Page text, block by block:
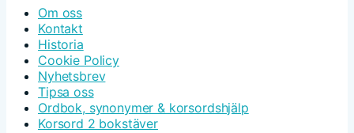
Om oss
Kontakt
Historia
Cookie Policy
Nyhetsbrev
Tipsa oss
Ordbok, synonymer & korsordshjälp
Korsord 2 bokstäver